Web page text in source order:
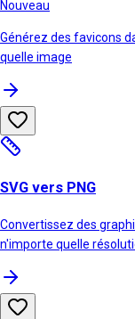
Nouveau
Générez des favicons
quelle image
SVG vers PNG
Convertissez des
n'importe quelle